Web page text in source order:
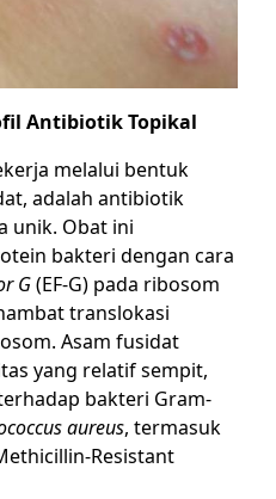
Antibiotik Topikal
melalui bentuk
adalah antibiotik
unik. Obat ini
bakteri dengan cara
G(EF-G) pada ribosom
translokasi
Asam fusidat
yang relatif sempit,
bakteri Gram-
aureus, termasuk
Resistant